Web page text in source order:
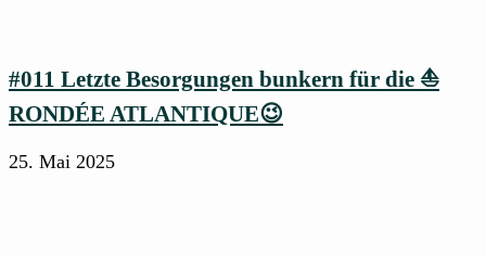
#011 Letzte Besorgungen bunkern für die ⛵
RONDÉE ATLANTIQUE😉
25. Mai 2025